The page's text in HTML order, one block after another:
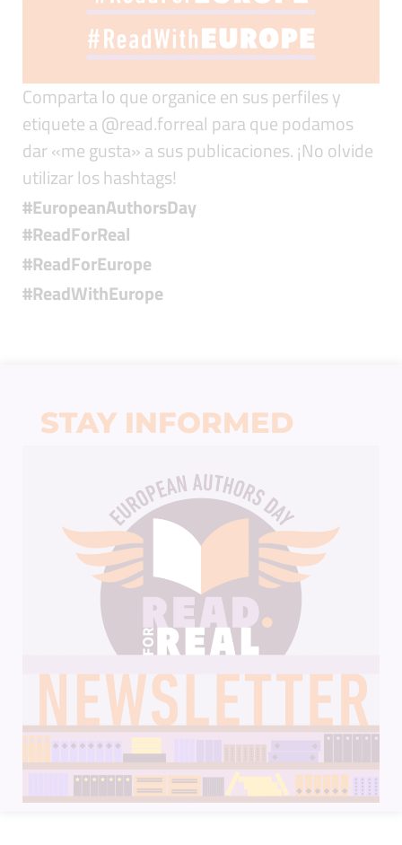
Comparta lo que organice en sus perfiles y
etiquete a @read.forreal para que podamos
dar «me gusta» a sus publicaciones. ¡No olvide
utilizar los hashtags!
#EuropeanAuthorsDay
#ReadForReal
#ReadForEurope
#ReadWithEurope
STAY INFORMED